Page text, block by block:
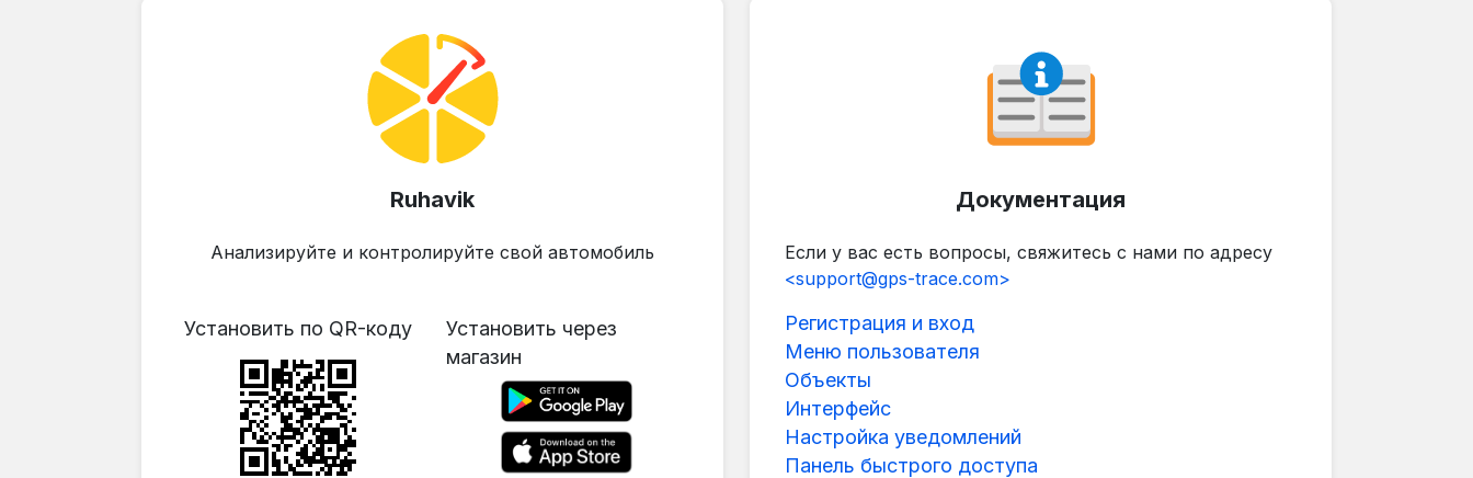
Ruhavik
Анализируйте и контролируйте свой автомобиль
Установить по QR-коду
Установить через
магазин
Документация
Если у вас есть вопросы, свяжитесь с нами по адресу
<support@gps-trace.com>
Регистрация и вход
Меню пользователя
Объекты
Интерфейс
Настройка уведомлений
Панель быстрого доступа